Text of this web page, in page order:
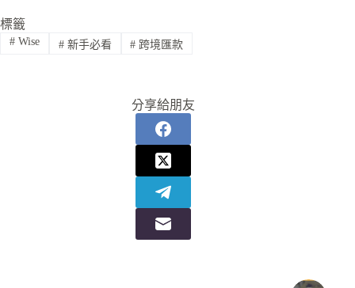
標籤
#Wise #新手必看 # 跨境匯款
分享給朋友